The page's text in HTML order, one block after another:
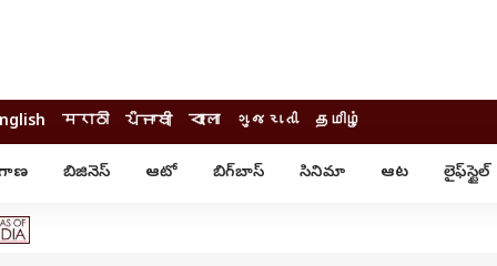
मराठी ਪੰਜਾਬੀ বাংলা ગુજરાતી தமிழ்
బిజినెస్ ఆటో బిగ్‌బాస్ సినిమా ఆట లైఫ్‌స్టైల్‌